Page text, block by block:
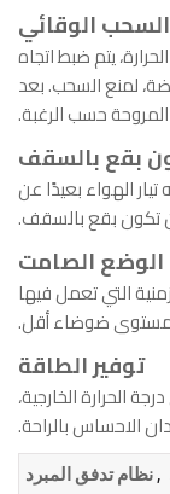
السحب الوقائي
يتم ضبط اتجاه
لمنع السحب. بعد
حسب الرغبة.
بقع بالسقف
الهواء بعيدًا عن
بقع بالسقف.
الوضع الصامت
التي تعمل فيها
ضوضاء أقل.
توفير الطاقة
الحرارة الخارجية،
الاحساس بالراحة.
,نظام تدفق المبرد